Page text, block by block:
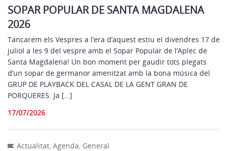
SOPAR POPULAR DE SANTA MAGDALENA
2026
Tancarem els Vespres a l’era d’aquest estiu el divendres 17 de
juliol a les 9 del vespre amb el Sopar Popular de l’Aplec de
Santa Magdalena! Un bon moment per gaudir tots plegats
d’un sopar de germanor amenitzat amb la bona música del
GRUP DE PLAYBACK DEL CASAL DE LA GENT GRAN DE
PORQUERES. Ja […]
17/07/2026
Actualitat, Agenda, General